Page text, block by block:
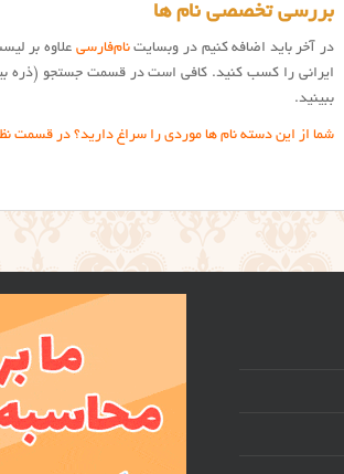
بررسی تخصصی نام ها
در آخر باید اضافه کنیم در وبسایتنام‌فارسی علاوه بر
ایرانی را کسب کنید. کافی است در قسمت جستجو (ذره
ببینید.
شما از این دسته نام ها موردی را سراغ دارید؟ در قسمت